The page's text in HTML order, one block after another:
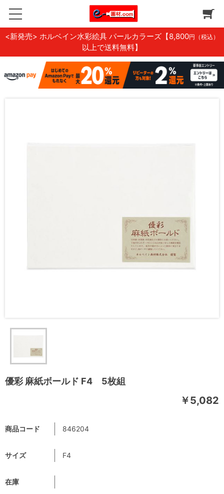
<新発売> ホルベイン水彩絵具 パールカラーズ 【8,800円（税込）
以上で送料無料】
優彩 麻紙ボールド F4 5枚組
￥5,082
商品コード 846204
サイズ F4
在庫